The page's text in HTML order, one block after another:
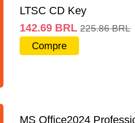
LTSC CD Key
142.69 BRL 225.86 BRL
Compre
MS Office2024